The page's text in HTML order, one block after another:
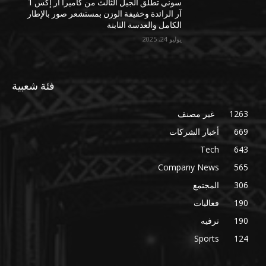
سوني تطلق الجيل الثالث من كاميرا آر إكس 1
آر الرائدة وخفيفة الوزن بمستشعر صور بالإطار
الكامل والعدسة الثابتة
يوليو 24, 2025
فئة شعبية
غير مصنف
1263
أخبار الشركات
669
Tech
643
Company News
565
المجتمع
306
فعاليات
190
ترفيه
190
Sports
124